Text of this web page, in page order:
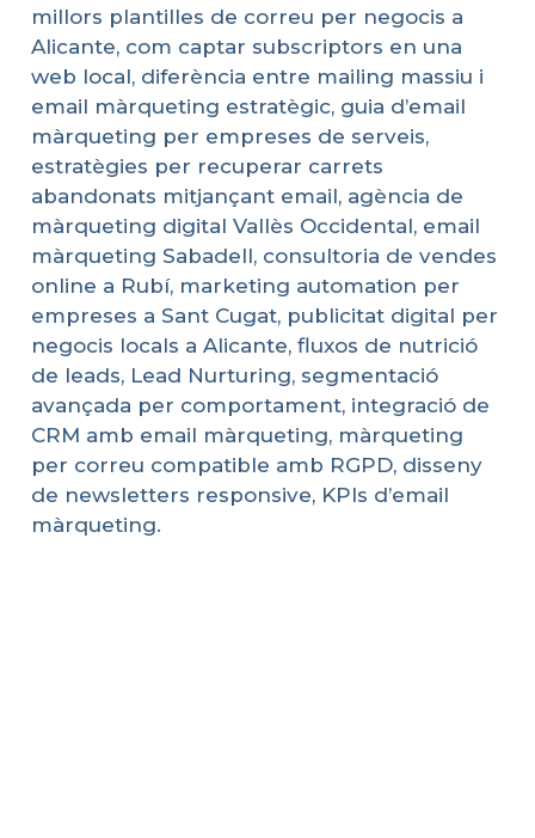
millors plantilles de correu per negocis a
Alicante, com captar subscriptors en una
web local, diferència entre mailing massiu i
email màrqueting estratègic, guia d’email
màrqueting per empreses de serveis,
estratègies per recuperar carrets
abandonats mitjançant email, agència de
màrqueting digital Vallès Occidental, email
màrqueting Sabadell, consultoria de vendes
online a Rubí, marketing automation per
empreses a Sant Cugat, publicitat digital per
negocis locals a Alicante, fluxos de nutrició
de leads, Lead Nurturing, segmentació
avançada per comportament, integració de
CRM amb email màrqueting, màrqueting
per correu compatible amb RGPD, disseny
de newsletters responsive, KPIs d’email
màrqueting.